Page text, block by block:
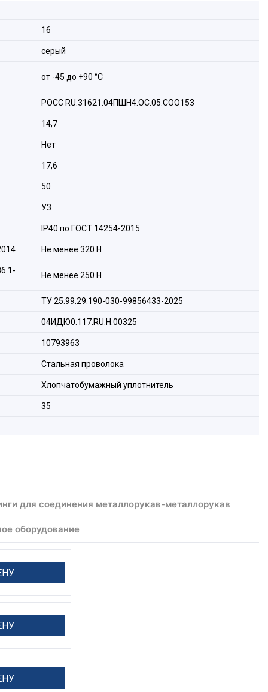
16
серый
от -45 до +90 °С
РОСС RU.31621.04ПШН4.ОС.05.СОО153
14,7
Нет
17,6
50
У3
IP40 по ГОСТ 14254-2015
Не менее 320 H
Не менее 250 Н
ТУ 25.99.29.190-030-99856433-2025
04ИДЮ0.117.RU.H.00325
10793963
Стальная проволока
Хлопчатобумажный уплотнитель
35
для соединения металлорукав-металлорукав
оборудование